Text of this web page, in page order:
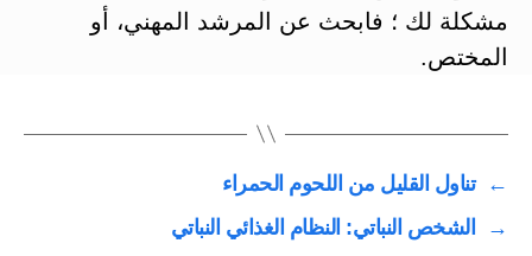
مشكلة لك ؛ فابحث عن المرشد المهني، أو
المختص.
←
تناول القليل من اللحوم الحمراء
→
الشخص النباتي: النظام الغذائي النباتي